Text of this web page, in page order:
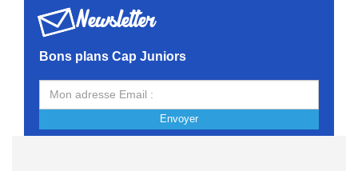
Newsletter
Bons plans Cap Juniors
Envoyer